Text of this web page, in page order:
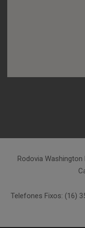
Rodovia Washington
Telefones Fixos: (16)